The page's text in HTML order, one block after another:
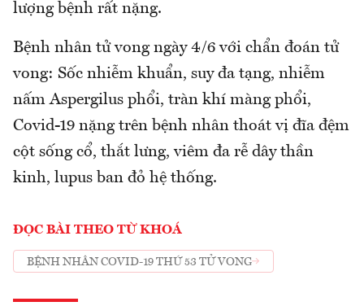
lượng bệnh rất nặng.
Bệnh nhân tử vong ngày 4/6 với chẩn đoán tử
vong: Sốc nhiễm khuẩn, suy đa tạng, nhiễm
nấm Aspergilus phổi, tràn khí màng phổi,
Covid-19 nặng trên bệnh nhân thoát vị đĩa đệm
cột sống cổ, thắt lưng, viêm đa rễ dây thần
kinh, lupus ban đỏ hệ thống.
ĐỌC BÀI THEO TỪ KHOÁ
BỆNH NHÂN COVID-19 THỨ 53 TỬ VONG